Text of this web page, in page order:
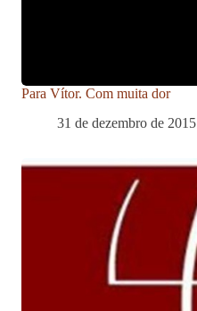
Para Vítor. Com muita dor
31 de dezembro de 2015